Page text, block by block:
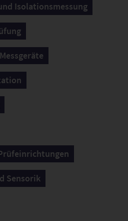
Isolationsmessung
Sensorik